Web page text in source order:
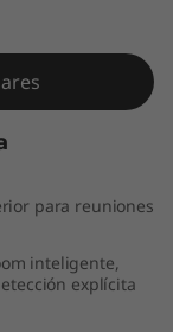
para reuniones
inteligente,
explícita